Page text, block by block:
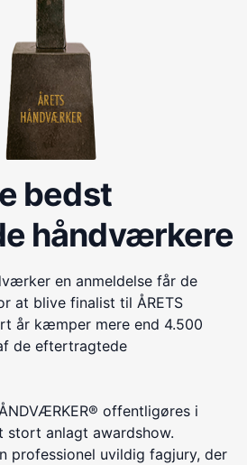
bedst
håndværkere
en anmeldelse får de
at blive finalist til ÅRETS
år kæmper mere end 4.500
de eftertragtede
offentligøres i
stort anlagt awardshow.
professionel uvildig fagjury, der